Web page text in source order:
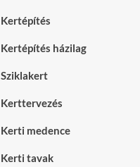
Kertépítés
Kertépítés házilag
Sziklakert
Kerttervezés
Kerti medence
Kerti tavak